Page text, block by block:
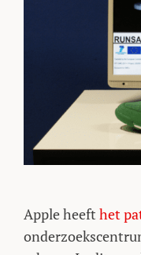
Apple heeft het